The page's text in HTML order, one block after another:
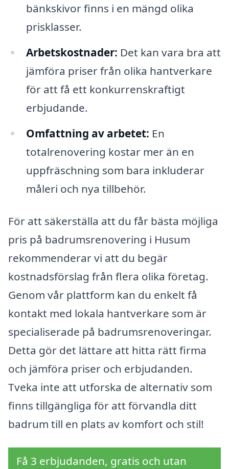
bänkskivor finns i en mängd olika
prisklasser.
Arbetskostnader: Det kan vara bra att
jämföra priser från olika hantverkare
för att få ett konkurrenskraftigt
erbjudande.
Omfattning av arbetet: En
totalrenovering kostar mer än en
uppfräschning som bara inkluderar
måleri och nya tillbehör.
För att säkerställa att du får bästa möjliga
pris på badrumsrenovering i Husum
rekommenderar vi att du begär
kostnadsförslag från flera olika företag.
Genom vår plattform kan du enkelt få
kontakt med lokala hantverkare som är
specialiserade på badrumsrenoveringar.
Detta gör det lättare att hitta rätt firma
och jämföra priser och erbjudanden.
Tveka inte att utforska de alternativ som
finns tillgängliga för att förvandla ditt
badrum till en plats av komfort och stil!
Få 3 erbjudanden, gratis och utan